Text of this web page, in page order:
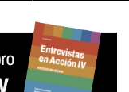
| Los 43